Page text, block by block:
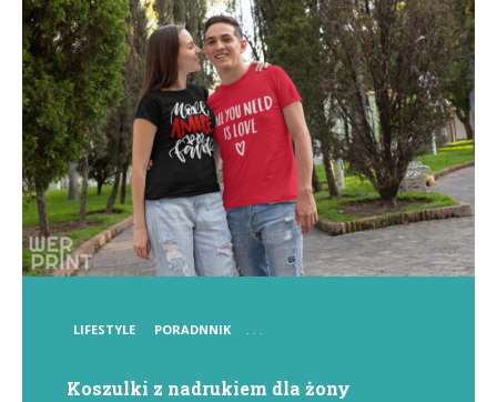
POSTED
LIFESTYLE PORADNNIK . . .
Koszulki z nadrukiem dla żony